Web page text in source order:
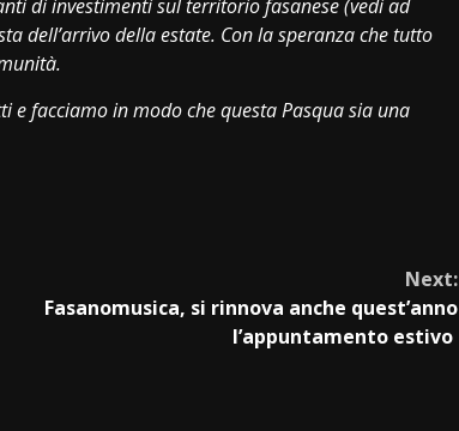
di investimenti sul territorio fasanese (vedi ad
dell’arrivo della estate. Con la speranza che tutto
facciamo in modo che questa Pasqua sia una
Next:
Fasanomusica, si rinnova anche quest’anno
l’appuntamento estivo